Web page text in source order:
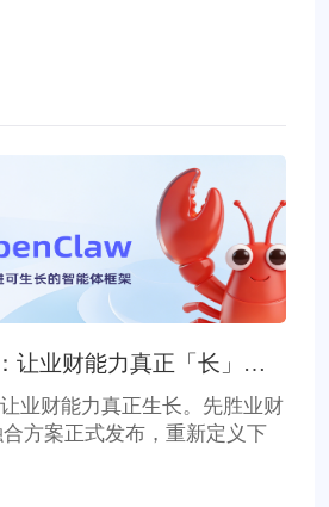
让业财能力真正「长」出
业财能力真正生长。先胜业财
合方案正式发布，重新定义下